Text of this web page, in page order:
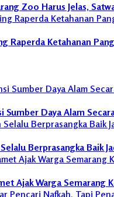
Zoo Harus Jelas,
Raperda Ketahanan
Daya Alam
Berprasangka Baik
Ajak Warga Semarang